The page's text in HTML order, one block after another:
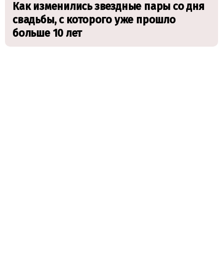
Как изменились звездные пары со дня
свадьбы, с которого уже прошло
больше 10 лет